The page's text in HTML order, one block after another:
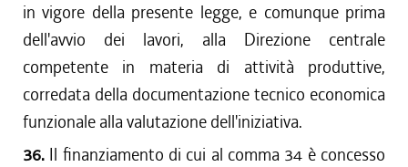
in vigore della presente legge, e comunque prima
dell'avvio dei lavori, alla Direzione centrale
competente in materia di attività produttive,
corredata della documentazione tecnico economica
funzionale alla valutazione dell'iniziativa.
36. Il finanziamento di cui al comma 34 è concesso